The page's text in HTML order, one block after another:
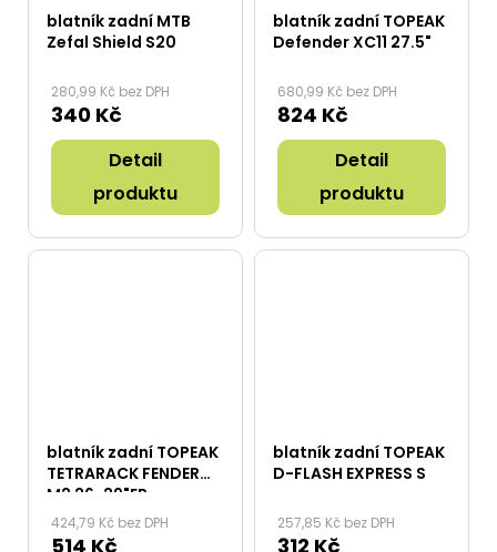
blatník zadní MTB
Zefal Shield S20
280,99 Kč bez DPH
340 Kč
Detail
produktu
blatník zadní TOPEAK
Defender XC11 27.5"
680,99 Kč bez DPH
824 Kč
Detail
produktu
blatník zadní TOPEAK
TETRARACK FENDER
M2 26-29"ER
424,79 Kč bez DPH
514 Kč
blatník zadní TOPEAK
D-FLASH EXPRESS S
257,85 Kč bez DPH
312 Kč